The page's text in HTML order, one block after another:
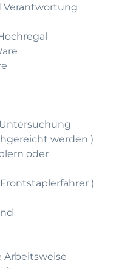
Verantwortung
werden )
oder
)
Arbeitsweise